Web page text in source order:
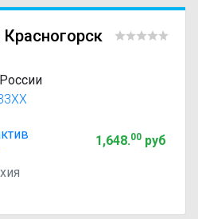
1,648.00руб